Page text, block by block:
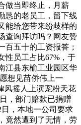
做当即终止，月薪
恳的老员工，留下线
能给您带来纷歧样的
查询拜访吗？网友赞
百五十的工资报答；
性员工占比67%，于
江县东榆工业园区华
想见苗侨伟上一
风摇人上演宠粉天花
，部门赔款已捐赠
，本地一公司要求
竟然遭到了无情，劳